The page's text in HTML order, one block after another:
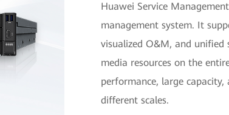
Huawei Service
management system. It
visualized O&M, and uniﬁed
media resources on the
performance, large
different scales.